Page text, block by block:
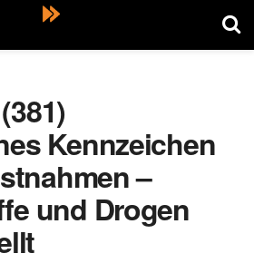
Kennzeichen
–
und Drogen